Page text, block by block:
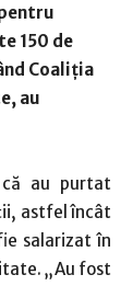
150 de
Coaliţia
au
au purtat
astfel încât
salarizat în
„Au fost